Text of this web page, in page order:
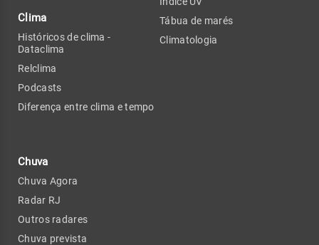
Clima
Históricos de clima -
Dataclima
Relclima
Podcasts
Diferença entre clima e tempo
Chuva
Chuva Agora
Radar RJ
Outros radares
Chuva prevista
Tábua de marés
Climatologia